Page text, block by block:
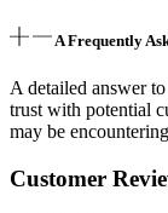
A Frequently
A detailed answer
trust with potential
may be encountering
Customer